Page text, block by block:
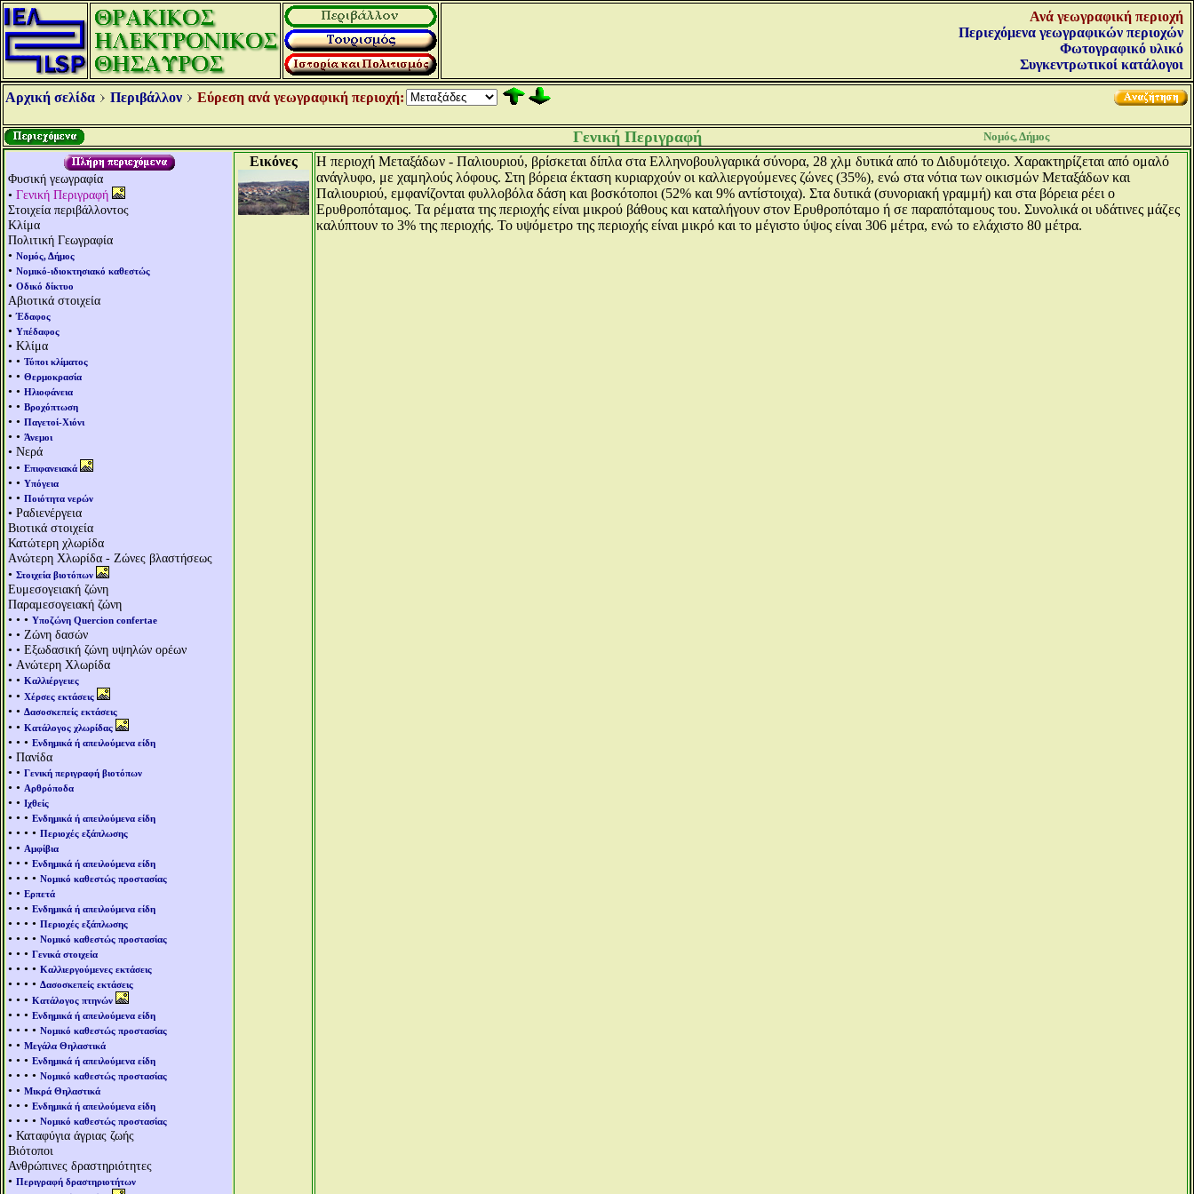
Ανά γεωγραφική περιοχή
Περιεχόμενα γεωγραφικών περιοχών
Φωτογραφικό υλικό
Συγκεντρωτικοί κατάλογοι
Αρχική σελίδα Περιβάλλον Εύρεση ανά γεωγραφική περιοχή:
Γενική Περιγραφή Νομός, Δήμος
Φυσική γεωγραφία
• Γενική Περιγραφή
Στοιχεία περιβάλλοντος
Κλίμα
Πολιτική Γεωγραφία
• Νομός, Δήμος
• Νομικό-ιδιοκτησιακό καθεστώς
• Οδικό δίκτυο
Αβιοτικά στοιχεία
•Έδαφος
• Υπέδαφος
• Κλίμα
• • Τύποι κλίματος
• • Θερμοκρασία
• • Ηλιοφάνεια
• • Βροχόπτωση
• • Παγετοί-Χιόνι
• • Άνεμοι
• Νερά
• • Επιφανειακά
• • Υπόγεια
• • Ποιότητα νερών
• Ραδιενέργεια
Βιοτικά στοιχεία
Κατώτερη χλωρίδα
Aνώτερη Χλωρίδα - Ζώνες βλαστήσεως
• Στοιχεία βιοτόπων
Ευμεσογειακή ζώνη
Παραμεσογειακή ζώνη
• • • Υποζώνη Quercion confertae
• • Ζώνη δασών
• • Εξωδασική ζώνη υψηλών ορέων
• Aνώτερη Χλωρίδα
• • Καλλιέργειες
• • Χέρσες εκτάσεις
• • Δασοσκεπείς εκτάσεις
• • Κατάλογος χλωρίδας
• • • Ενδημικά ή απειλούμενα είδη
• Πανίδα
• • Γενική περιγραφή βιοτόπων
• • Αρθρόποδα
• • Ιχθείς
• • • Ενδημικά ή απειλούμενα είδη
• • • • Περιοχές εξάπλωσης
• • Αμφίβια
• • • Ενδημικά ή απειλούμενα είδη
• • • • Νομικό καθεστώς προστασίας
• • Ερπετά
• • • Ενδημικά ή απειλούμενα είδη
• • • • Περιοχές εξάπλωσης
• • • • Νομικό καθεστώς προστασίας
• • • Γενικά στοιχεία
• • • • Καλλιεργούμενες εκτάσεις
• • • • Δασοσκεπείς εκτάσεις
• • • Κατάλογος πτηνών
• • • Ενδημικά ή απειλούμενα είδη
• • • • Νομικό καθεστώς προστασίας
• • Μεγάλα Θηλαστικά
• • • Ενδημικά ή απειλούμενα είδη
• • • • Νομικό καθεστώς προστασίας
• • Μικρά Θηλαστικά
• • • Ενδημικά ή απειλούμενα είδη
• • • • Νομικό καθεστώς προστασίας
• Καταφύγια άγριας ζωής
Βιότοποι
Ανθρώπινες δραστηριότητες
• Περιγραφή δραστηριοτήτων
Εικόνες
Η περιοχή Μεταξάδων - Παλιουριού, βρίσκεται δίπλα στα Ελληνοβουλγαρικά σύνορα, 28 χλμ δυτικά από το Διδυμότειχο. Χαρακτηρίζεται από ομαλό
ανάγλυφο, με χαμηλούς λόφους. Στη βόρεια έκταση κυριαρχούν οι καλλιεργούμενες ζώνες (35%), ενώ στα νότια των οικισμών Μεταξάδων και
Παλιουριού, εμφανίζονται φυλλοβόλα δάση και βοσκότοποι (52% και 9% αντίστοιχα). Στα δυτικά (συνοριακή γραμμή) και στα βόρεια ρέει ο
Ερυθροπόταμος. Τα ρέματα της περιοχής είναι μικρού βάθους και καταλήγουν στον Ερυθροπόταμο ή σε παραπόταμους του. Συνολικά οι υδάτινες μάζες
καλύπτουν το 3% της περιοχής. Το υψόμετρο της περιοχής είναι μικρό και το μέγιστο ύψος είναι 306 μέτρα, ενώ το ελάχιστο 80 μέτρα.